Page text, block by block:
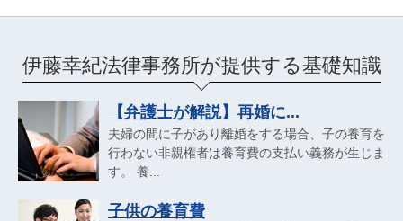
伊藤幸紀法律事務所が提供する基礎知識
【弁護士が解説】再婚に...
夫婦の間に子があり離婚をする場合、子の養育を
行わない非親権者は養育費の支払い義務が生じま
す。 養...
子供の養育費